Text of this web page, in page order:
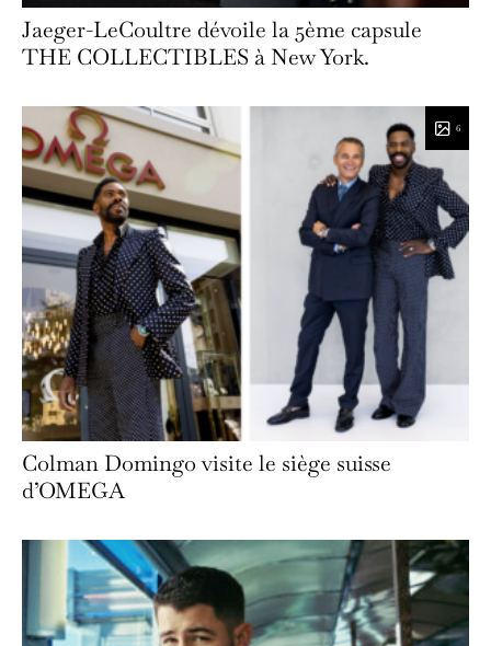
Jaeger-LeCoultre dévoile la 5ème capsule
THE COLLECTIBLES à New York.
6
Colman Domingo visite le siège suisse
d’OMEGA